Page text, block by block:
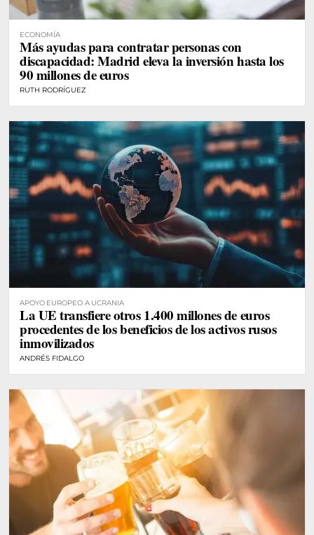
ECONOMÍA
Más ayudas para contratar personas con
discapacidad: Madrid eleva la inversión hasta los
90 millones de euros
RUTH RODRÍGUEZ
APOYO EUROPEO A UCRANIA
La UE transfiere otros 1.400 millones de euros
procedentes de los beneficios de los activos rusos
inmovilizados
ANDRÉS FIDALGO